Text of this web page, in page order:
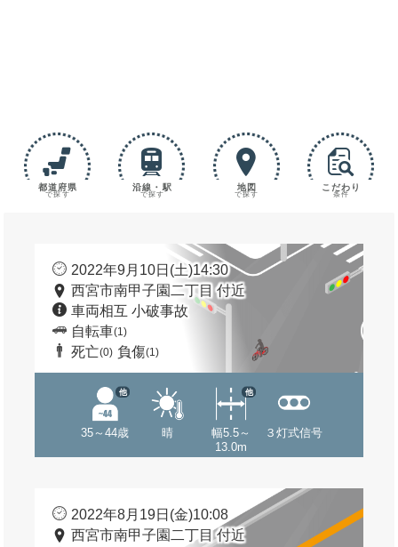
都道府県
で探す
沿線・駅
で探す
地図
で探す
こだわり
条件
2022年9月10日(土)14:30
西宮市南甲子園二丁目 付近
車両相互 小破事故
自転車(1)
死亡(0) 負傷(1)
35～44歳
他
晴
幅5.5～
13.0m
他
３灯式信号
2022年8月19日(金)10:08
西宮市南甲子園二丁目 付近